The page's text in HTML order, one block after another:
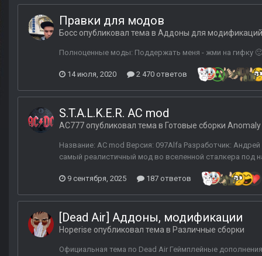
Правки для модов
Босс опубликовал тема в Аддоны для модификаций
Полноценные моды: Поддержать меня - жми на гифку
14 июля, 2020 2 470 ответов
S.T.A.L.K.E.R. AC mod
AC777 опубликовал тема в Готовые сборки Anomaly
Название: AC mod Версия: 097Alfa Разработчик:
самый реалистичный мод во вселенной сталкера под
9 сентября, 2025 187 ответов
[Dead Air] Аддоны, модификации
Hoperise опубликовал тема в Различные сборки
Официальная тема по Dead Air Геймплейные